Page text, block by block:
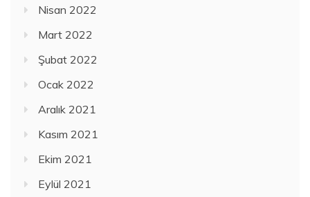
Nisan 2022
Mart 2022
Şubat 2022
Ocak 2022
Aralık 2021
Kasım 2021
Ekim 2021
Eylül 2021